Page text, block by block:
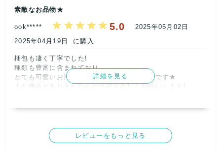
取引満足
5
素敵なお品物★
ook***** 5.0
2025年05月02日
2025年04月19日
に購入
梱包も凄く丁寧でした!
種類も豊富に含まれており、
とても可愛いお洋服をお譲りいただき嬉しいです★
また機会がありましたらどうぞよろしくお願いします!
詳細を見る
レビューをもっと見る